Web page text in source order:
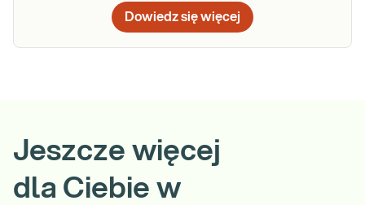
Dowiedz się więcej
Jeszcze więcej
dla Ciebie w